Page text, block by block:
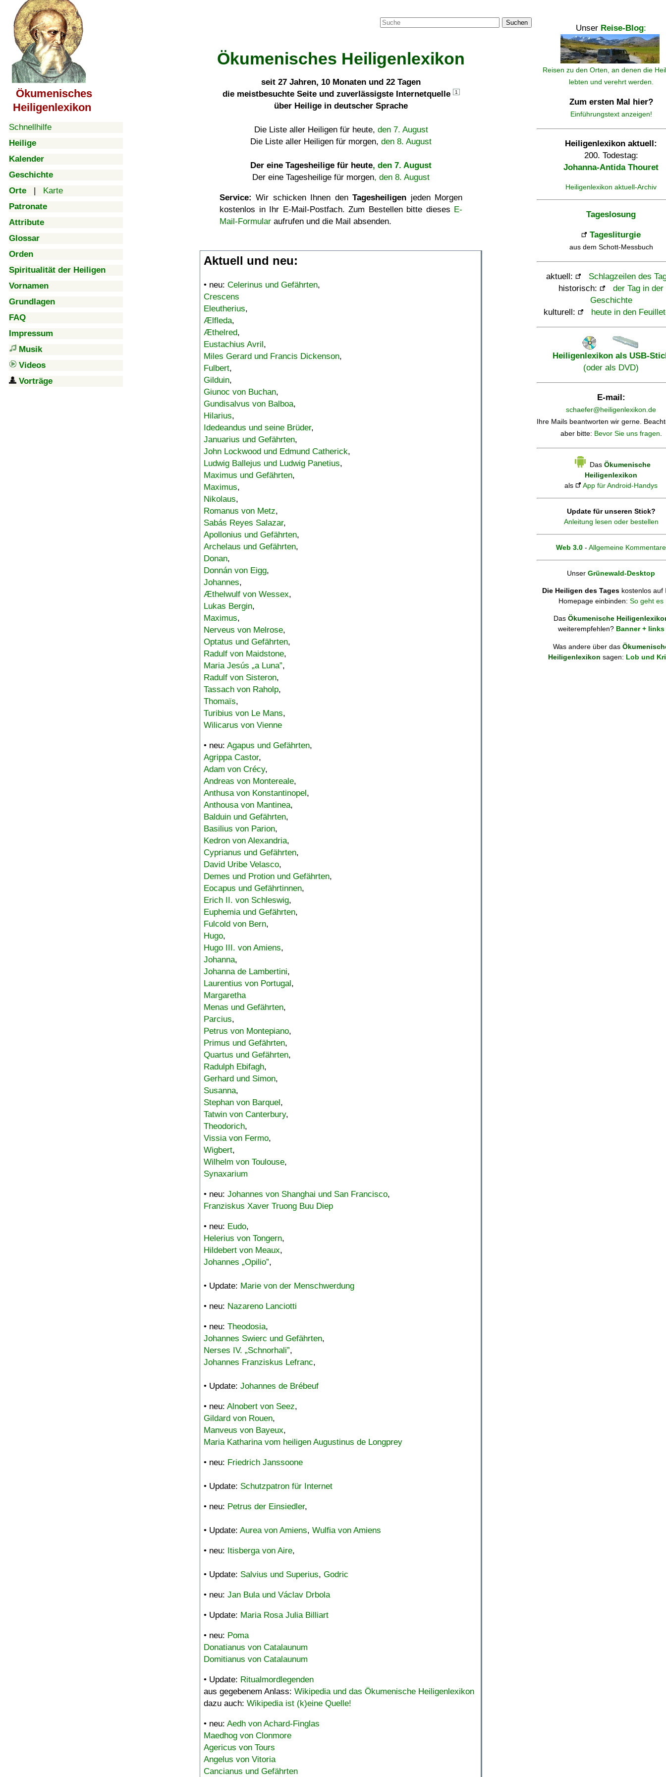
Ökumenisches
Heiligenlexikon
Schnellhilfe
Heilige
Kalender
Geschichte
Orte | Karte
Patronate
Attribute
Glossar
Orden
Spiritualität der Heiligen
Vornamen
Grundlagen
FAQ
Impressum
Musik
Videos
Vorträge
Suchen
Ökumenisches Heiligenlexikon
seit 27 Jahren, 10 Monaten und 22 Tagen
die meistbesuchte Seite und zuverlässigste Internetquelle
1
über Heilige in deutscher Sprache
Die Liste aller Heiligen für heute, den 7. August
Die Liste aller Heiligen für morgen, den 8. August
Der eine Tagesheilige für heute, den 7. August
Der eine Tagesheilige für morgen, den 8. August
Service: Wir schicken Ihnen denTagesheiligen jeden Morgen
kostenlos in Ihr E-Mail-Postfach. Zum Bestellen bitte dieses E-
Mail-Formular aufrufen und die Mail absenden.
Aktuell und neu:
• neu: Celerinus und Gefährten,
Crescens
Eleutherius,
Ælfleda,
Æthelred,
Eustachius Avril,
Miles Gerard und Francis Dickenson,
Fulbert,
Gilduin,
Giunoc von Buchan,
Gundisalvus von Balboa,
Hilarius,
Idedeandus und seine Brüder,
Januarius und Gefährten,
John Lockwood und Edmund Catherick,
Ludwig Ballejus und Ludwig Panetius,
Maximus und Gefährten,
Maximus,
Nikolaus,
Romanus von Metz,
Sabás Reyes Salazar,
Apollonius und Gefährten,
Archelaus und Gefährten,
Donan,
Donnán von Eigg,
Johannes,
Æthelwulf von Wessex,
Lukas Bergin,
Maximus,
Nerveus von Melrose,
Optatus und Gefährten,
Radulf von Maidstone,
Maria Jesús „a Luna”,
Radulf von Sisteron,
Tassach von Raholp,
Thomaïs,
Turibius von Le Mans,
Wilicarus von Vienne
• neu: Agapus und Gefährten,
Agrippa Castor,
Adam von Crécy,
Andreas von Montereale,
Anthusa von Konstantinopel,
Anthousa von Mantinea,
Balduin und Gefährten,
Basilius von Parion,
Kedron von Alexandria,
Cyprianus und Gefährten,
David Uribe Velasco,
Demes und Protion und Gefährten,
Eocapus und Gefährtinnen,
Erich II. von Schleswig,
Euphemia und Gefährten,
Fulcold von Bern,
Hugo,
Hugo III. von Amiens,
Johanna,
Johanna de Lambertini,
Laurentius von Portugal,
Margaretha
Menas und Gefährten,
Parcius,
Petrus von Montepiano,
Primus und Gefährten,
Quartus und Gefährten,
Radulph Ebifagh,
Gerhard und Simon,
Susanna,
Stephan von Barquel,
Tatwin von Canterbury,
Theodorich,
Vissia von Fermo,
Wigbert,
Wilhelm von Toulouse,
Synaxarium
• neu: Johannes von Shanghai und San Francisco,
Franziskus Xaver Truong Buu Diep
• neu: Eudo,
Helerius von Tongern,
Hildebert von Meaux,
Johannes „Opilio”,
• Update: Marie von der Menschwerdung
• neu: Nazareno Lanciotti
• neu: Theodosia,
Johannes Swierc und Gefährten,
Nerses IV. „Schnorhali”,
Johannes Franziskus Lefranc,
• Update: Johannes de Brébeuf
• neu: Alnobert von Seez,
Gildard von Rouen,
Manveus von Bayeux,
Maria Katharina vom heiligen Augustinus de Longprey
• neu: Friedrich Janssoone
• Update: Schutzpatron für Internet
• neu: Petrus der Einsiedler,
• Update: Aurea von Amiens, Wulfia von Amiens
• neu: Itisberga von Aire,
• Update: Salvius und Superius, Godric
• neu: Jan Bula und Václav Drbola
• Update: Maria Rosa Julia Billiart
• neu: Poma
Donatianus von Catalaunum
Domitianus von Catalaunum
• Update: Ritualmordlegenden
aus gegebenem Anlass: Wikipedia und das Ökumenische Heiligenlexikon
dazu auch: Wikipedia ist (k)eine Quelle!
• neu: Aedh von Achard-Finglas
Maedhog von Clonmore
Agericus von Tours
Angelus von Vitoria
Cancianus und Gefährten
Unser Reise-Blog:
Reisen zu den Orten, an denen die
lebten und verehrt werden.
Zum ersten Mal hier?
Einführungstext anzeigen!
Heiligenlexikon aktuell:
200. Todestag:
Johanna-Antida Thouret
Heiligenlexikon aktuell-Archiv
Tageslosung
Tagesliturgie
aus dem Schott-Messbuch
aktuell:
Schlagzeilen des
historisch:
der Tag in der
Geschichte
kulturell:
heute in den
Heiligenlexikon als USB-
(oder als DVD)
E-mail:
schaefer@heiligenlexikon.de
Ihre Mails beantworten wir gerne.
aber bitte: Bevor Sie uns fragen.
Das Ökumenische
Heiligenlexikon
als
App für Android-Handys
Update für unseren Stick?
Anleitung lesen oder bestellen
Web 3.0 - Allgemeine Kommentare
Unser Grünewald-Desktop
Die Heiligen des Tages kostenlos auf
Homepage einbinden: So geht es
Das Ökumenische
weiterempfehlen? Banner + links
Was andere über das
Heiligenlexikon sagen: Lob und